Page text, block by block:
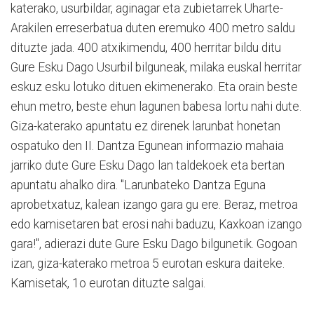
katerako, usurbildar, aginagar eta zubietarrek Uharte-
Arakilen erreserbatua duten eremuko 400 metro saldu
dituzte jada. 400 atxikimendu, 400 herritar bildu ditu
Gure Esku Dago Usurbil bilguneak, milaka euskal herritar
eskuz esku lotuko dituen ekimenerako. Eta orain beste
ehun metro, beste ehun lagunen babesa lortu nahi dute.
Giza-katerako apuntatu ez direnek larunbat honetan
ospatuko den II. Dantza Egunean informazio mahaia
jarriko dute Gure Esku Dago lan taldekoek eta bertan
apuntatu ahalko dira. "Larunbateko Dantza Eguna
aprobetxatuz, kalean izango gara gu ere. Beraz, metroa
edo kamisetaren bat erosi nahi baduzu, Kaxkoan izango
gara!", adierazi dute Gure Esku Dago bilgunetik. Gogoan
izan, giza-katerako metroa 5 eurotan eskura daiteke.
Kamisetak, 1o eurotan dituzte salgai.